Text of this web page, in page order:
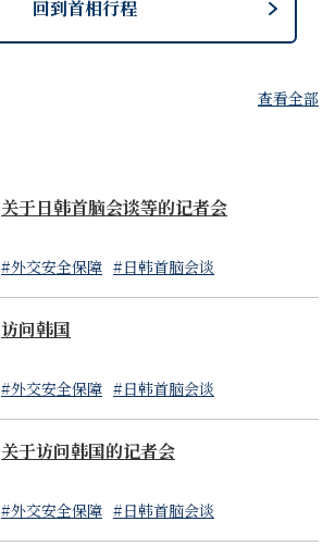
查看全部
关于日韩首脑会谈等的记者会
#外交安全保障 #日韩首脑会谈
访问韩国
#外交安全保障 #日韩首脑会谈
关于访问韩国的记者会
#外交安全保障 #日韩首脑会谈
回到首相行程